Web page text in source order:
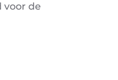
voor de